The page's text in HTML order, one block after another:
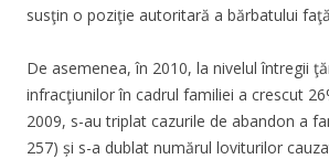
susţin o poziţie autoritară a bărbatului
De asemenea, în 2010, la nivelul întregii
infracţiunilor în cadrul familiei a crescut
2009, s-au triplat cazurile de abandon a
257) și s-a dublat numărul loviturilor